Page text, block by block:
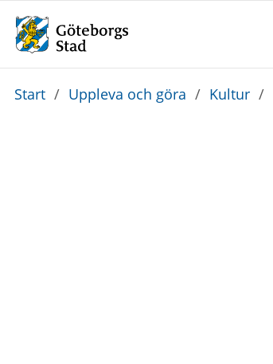
Du
Start / Uppleva och göra / Kultur /